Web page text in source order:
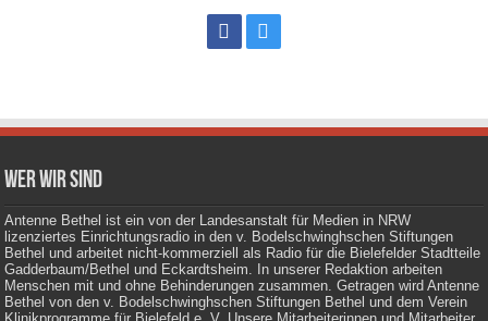
Wer wir sind
Antenne Bethel ist ein von der Landesanstalt für Medien in NRW
lizenziertes Einrichtungsradio in den v. Bodelschwinghschen Stiftungen
Bethel und arbeitet nicht-kommerziell als Radio für die Bielefelder Stadtteile
Gadderbaum/Bethel und Eckardtsheim. In unserer Redaktion arbeiten
Menschen mit und ohne Behinderungen zusammen. Getragen wird Antenne
Bethel von den v. Bodelschwinghschen Stiftungen Bethel und dem Verein